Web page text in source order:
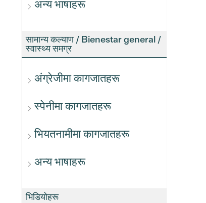
अन्य भाषाहरू
सामान्य कल्याण / Bienestar general /
स्वास्थ्य समग्र
अंग्रेजीमा कागजातहरू
स्पेनीमा कागजातहरू
भियतनामीमा कागजातहरू
अन्य भाषाहरू
भिडियोहरू